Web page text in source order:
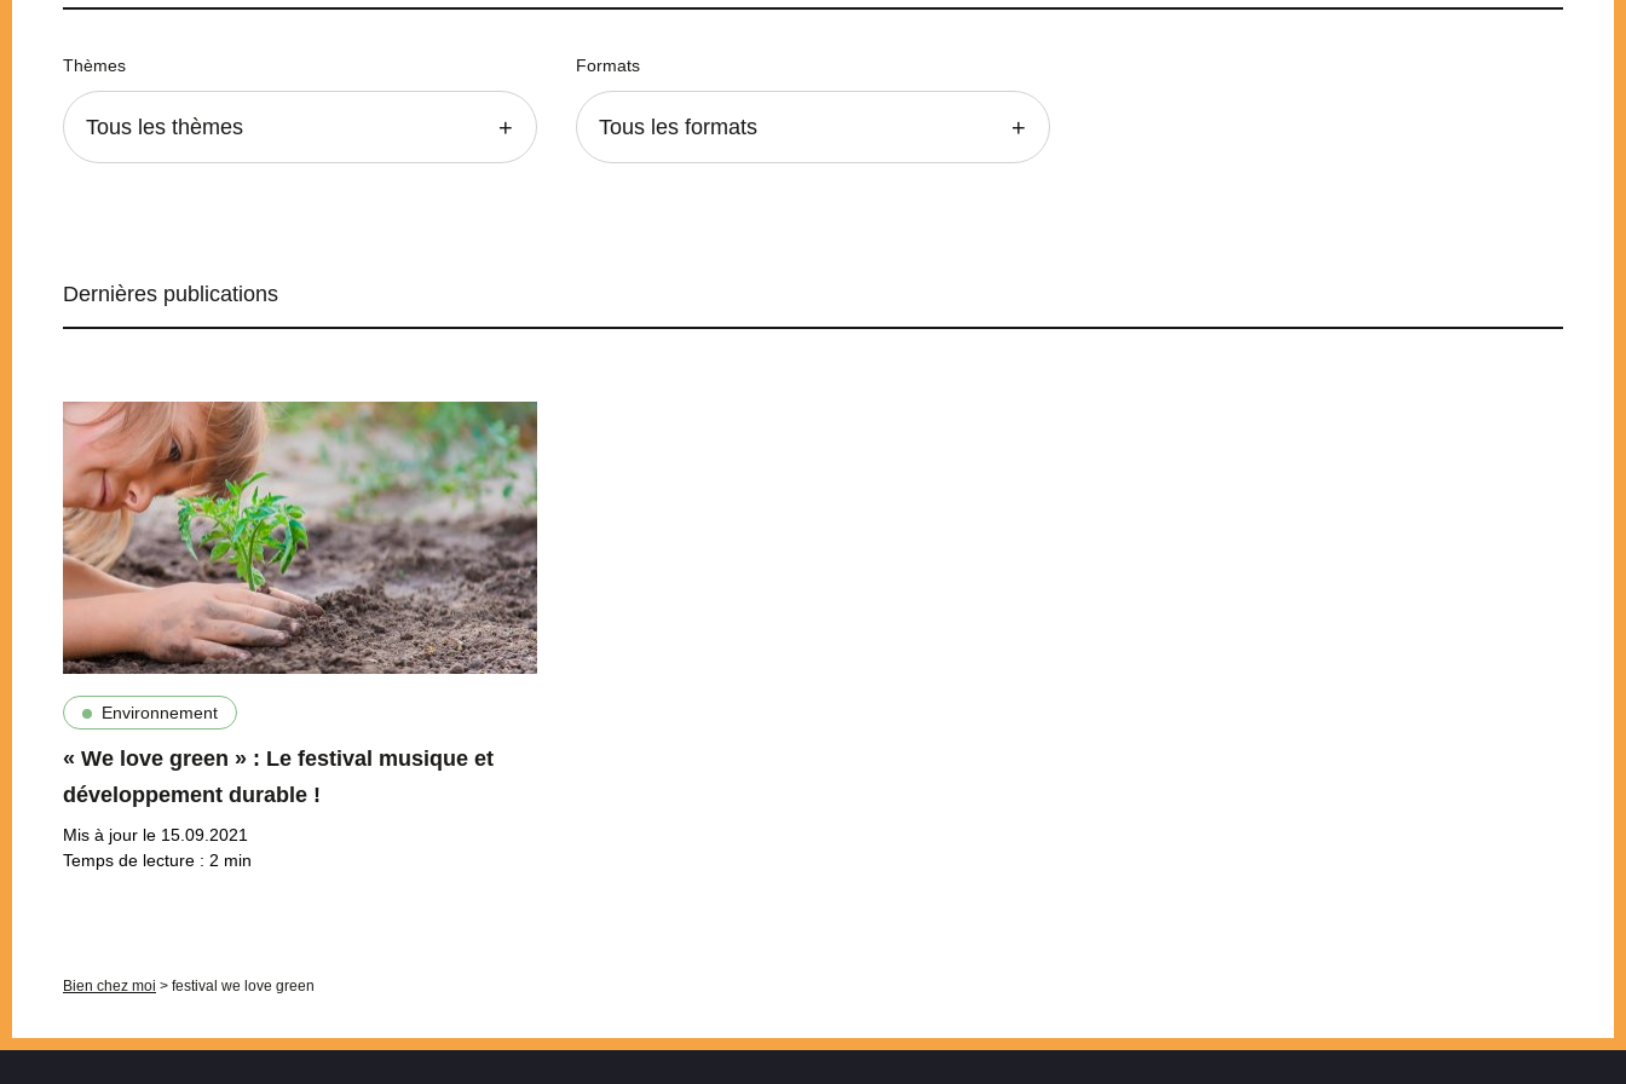
Thèmes
Tous les thèmes
Formats
Tous les formats
Dernières publications
Environnement
« We love green » : Le festival musique et
développement durable !
Mis à jour le 15.09.2021
Temps de lecture : 2 min
Bien chez moi > festival we love green